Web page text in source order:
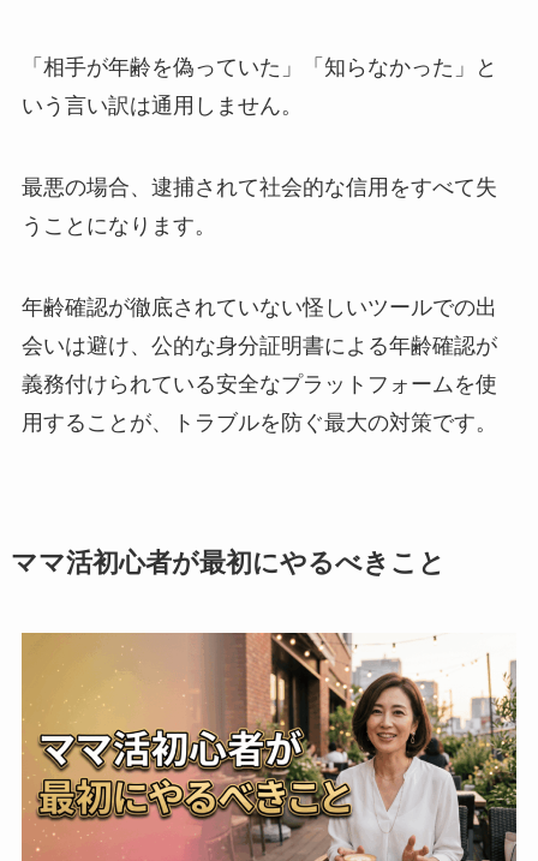
「相手が年齢を偽っていた」「知らなかった」と
いう言い訳は通用しません。
最悪の場合、逮捕されて社会的な信用をすべて失
うことになります。
年齢確認が徹底されていない怪しいツールでの出
会いは避け、公的な身分証明書による年齢確認が
義務付けられている安全なプラットフォームを使
用することが、トラブルを防ぐ最大の対策です。
ママ活初心者が最初にやるべきこと